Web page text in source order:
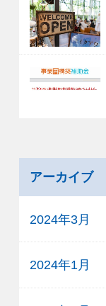
アーカイブ
2024年3月
2024年1月